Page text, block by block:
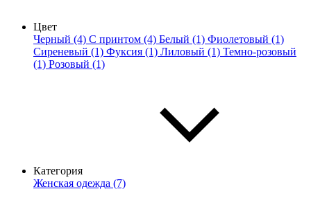
Цвет
Черный (4) С принтом (4) Белый (1) Фиолетовый (1)
Сиреневый (1) Фуксия (1) Лиловый (1) Темно-розовый
(1) Розовый (1)
Категория
Женская одежда (7)